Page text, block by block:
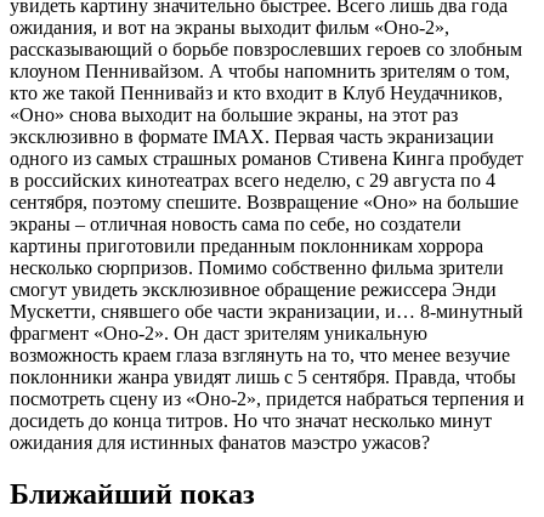
увидеть картину значительно быстрее. Всего лишь два года
ожидания, и вот на экраны выходит фильм «Оно-2»,
рассказывающий о борьбе повзрослевших героев со злобным
клоуном Пеннивайзом. А чтобы напомнить зрителям о том,
кто же такой Пеннивайз и кто входит в Клуб Неудачников,
«Оно» снова выходит на большие экраны, на этот раз
эксклюзивно в формате IMAX. Первая часть экранизации
одного из самых страшных романов Стивена Кинга пробудет
в российских кинотеатрах всего неделю, c 29 августа по 4
сентября, поэтому спешите. Возвращение «Оно» на большие
экраны – отличная новость сама по себе, но создатели
картины приготовили преданным поклонникам хоррора
несколько сюрпризов. Помимо собственно фильма зрители
смогут увидеть эксклюзивное обращение режиссера Энди
Мускетти, снявшего обе части экранизации, и… 8-минутный
фрагмент «Оно-2». Он даст зрителям уникальную
возможность краем глаза взглянуть на то, что менее везучие
поклонники жанра увидят лишь с 5 сентября. Правда, чтобы
посмотреть сцену из «Оно-2», придется набраться терпения и
досидеть до конца титров. Но что значат несколько минут
ожидания для истинных фанатов маэстро ужасов?
Ближайший показ